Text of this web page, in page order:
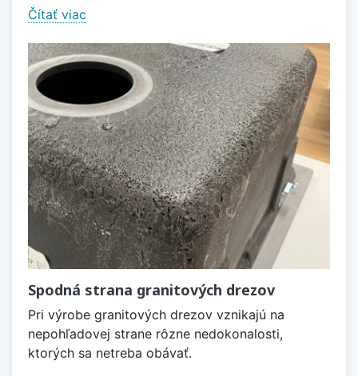
Čítať viac
Spodná strana granitových drezov
Pri výrobe granitových drezov vznikajú na
nepohľadovej strane rôzne nedokonalosti,
ktorých sa netreba obávať.